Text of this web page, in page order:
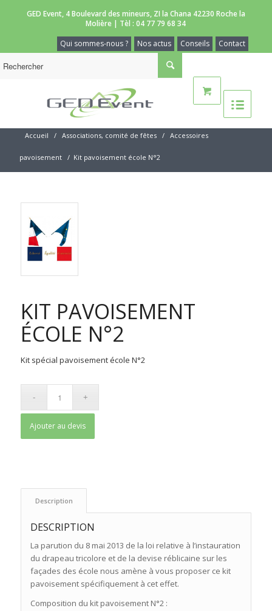
GED Event, 4 Boulevard des mineurs, ZI la Chana 42230 Roche la
Molière | Tèl :04 77 79 68 34
Contact
Conseils
Nos actus
Qui sommes-nous ?
Accueil / Associations, comité de fêtes / Accessoires
pavoisement / Kit pavoisement école N°2
KIT PAVOISEMENT
ÉCOLE N°2
Kit spécial pavoisement école N°2
Ajouter au devis
Description
DESCRIPTION
La parution du 8 mai 2013 de la loi relative à l’instauration
du drapeau tricolore et de la devise réblicaine sur les
façades des école nous amène à vous proposer ce kit
pavoisement spécifiquement à cet effet.
Composition du kit pavoisement N°2 :